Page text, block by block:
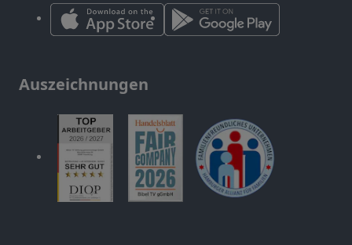
Auszeichnungen